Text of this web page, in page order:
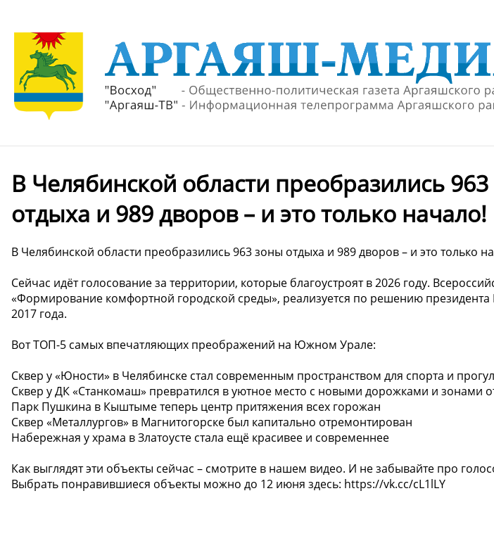
В Челябинской области преобразились
отдыха и 989 дворов – и это только начало!
В Челябинской области преобразились 963 зоны отдыха и 989 дворов – и это только
Сейчас идёт голосование за территории, которые благоустроят в 2026 году.
«Формирование комфортной городской среды», реализуется по решению президента
2017 года.
Вот ТОП-5 самых впечатляющих преображений на Южном Урале:
Сквер у «Юности» в Челябинске стал современным пространством для спорта и
Сквер у ДК «Станкомаш» превратился в уютное место с новыми дорожками и зонами
Парк Пушкина в Кыштыме теперь центр притяжения всех горожан
Сквер «Металлургов» в Магнитогорске был капитально отремонтирован
Набережная у храма в Златоусте стала ещё красивее и современнее
Как выглядят эти объекты сейчас – смотрите в нашем видео. И не забывайте про
Выбрать понравившиеся объекты можно до 12 июня здесь: https://vk.cc/cL1lLY